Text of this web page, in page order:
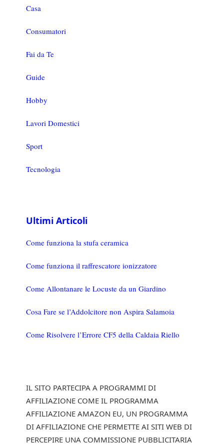
Casa
Consumatori
Fai da Te
Guide
Hobby
Lavori Domestici
Sport
Tecnologia
Ultimi Articoli
Come funziona la stufa ceramica
Come funziona il raffrescatore ionizzatore
Come Allontanare le Locuste da un Giardino
Cosa Fare se l’Addolcitore non Aspira Salamoia
Come Risolvere l’Errore CF5 della Caldaia Riello
IL SITO PARTECIPA A PROGRAMMI DI
AFFILIAZIONE COME IL PROGRAMMA
AFFILIAZIONE AMAZON EU, UN PROGRAMMA
DI AFFILIAZIONE CHE PERMETTE AI SITI WEB DI
PERCEPIRE UNA COMMISSIONE PUBBLICITARIA